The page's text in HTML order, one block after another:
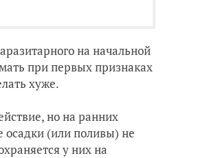
на начальной
при первых признаках
хуже.
но на ранних
осадки (или поливы) не
у них на